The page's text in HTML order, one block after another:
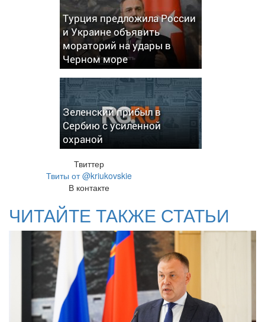
Турция предложила России
и Украине объявить
мораторий на удары в
Черном море
Зеленский прибыл в
Сербию с усиленной
охраной
Твиттер
Твиты от @kriukovskie
В контакте
ЧИТАЙТЕ ТАКЖЕ СТАТЬИ